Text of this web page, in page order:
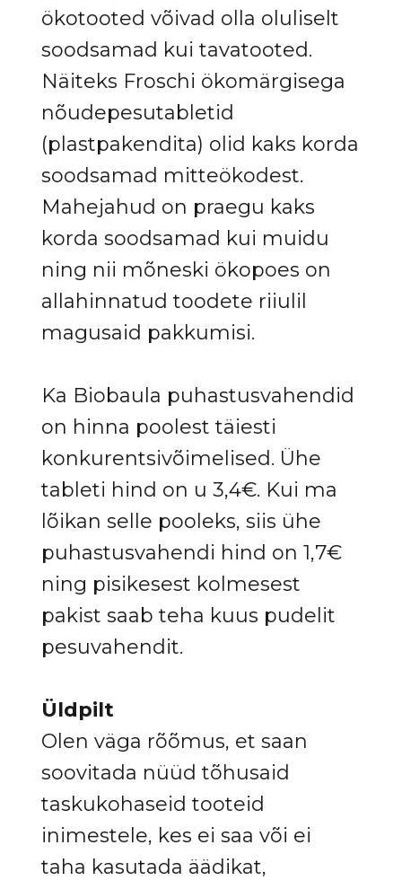
ökotooted võivad olla oluliselt
soodsamad kui tavatooted.
Näiteks Froschi ökomärgisega
nõudepesutabletid
(plastpakendita) olid kaks korda
soodsamad mitteökodest.
Mahejahud on praegu kaks
korda soodsamad kui muidu
ning nii mõneski ökopoes on
allahinnatud toodete riiulil
magusaid pakkumisi.
Ka Biobaula puhastusvahendid
on hinna poolest täiesti
konkurentsivõimelised. Ühe
tableti hind on u 3,4€. Kui ma
lõikan selle pooleks, siis ühe
puhastusvahendi hind on 1,7€
ning pisikesest kolmesest
pakist saab teha kuus pudelit
pesuvahendit.
Üldpilt
Olen väga rõõmus, et saan
soovitada nüüd tõhusaid
taskukohaseid tooteid
inimestele, kes ei saa või ei
taha kasutada äädikat,